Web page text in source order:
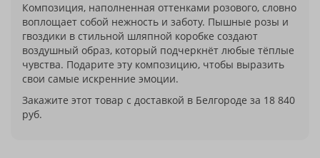
Композиция, наполненная оттенками розового, словно
воплощает собой нежность и заботу. Пышные розы и
гвоздики в стильной шляпной коробке создают
воздушный образ, который подчеркнёт любые тёплые
чувства. Подарите эту композицию, чтобы выразить
свои самые искренние эмоции.
Закажите этот товар с доставкой в Белгороде за 18 840
руб.